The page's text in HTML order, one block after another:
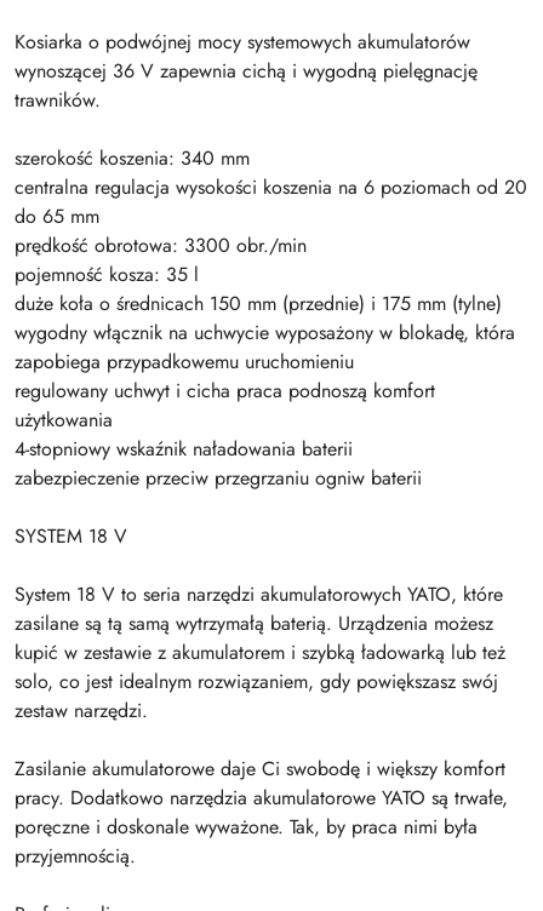
Kosiarka o podwójnej mocy systemowych akumulatorów
wynoszącej 36 V zapewnia cichą i wygodną pielęgnację
trawników.
szerokość koszenia: 340 mm
centralna regulacja wysokości koszenia na 6 poziomach od 20
do 65 mm
prędkość obrotowa: 3300 obr./min
pojemność kosza: 35 l
duże koła o średnicach 150 mm (przednie) i 175 mm (tylne)
wygodny włącznik na uchwycie wyposażony w blokadę, która
zapobiega przypadkowemu uruchomieniu
regulowany uchwyt i cicha praca podnoszą komfort
użytkowania
4-stopniowy wskaźnik naładowania baterii
zabezpieczenie przeciw przegrzaniu ogniw baterii
SYSTEM 18 V
System 18 V to seria narzędzi akumulatorowych YATO, które
zasilane są tą samą wytrzymałą baterią. Urządzenia możesz
kupić w zestawie z akumulatorem i szybką ładowarką lub też
solo, co jest idealnym rozwiązaniem, gdy powiększasz swój
zestaw narzędzi.
Zasilanie akumulatorowe daje Ci swobodę i większy komfort
pracy. Dodatkowo narzędzia akumulatorowe YATO są trwałe,
poręczne i doskonale wyważone. Tak, by praca nimi była
przyjemnością.